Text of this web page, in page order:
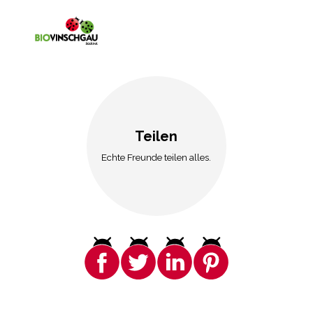
Teilen
Echte Freunde teilen alles.